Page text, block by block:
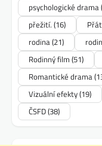
psychologické drama
přežití. (16)
rodina(21)
Rodinný film (51)
Romantické drama
Vizuální efekty(19)
ČSFD(38)